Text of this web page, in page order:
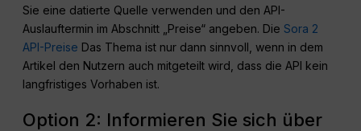
Sie eine datierte Quelle verwenden und den API-
Auslauftermin im Abschnitt „Preise“ angeben. DieSora 2
API-Preise Das Thema ist nur dann sinnvoll, wenn in dem
Artikel den Nutzern auch mitgeteilt wird, dass die API kein
langfristiges Vorhaben ist.
Option 2: Informieren Sie sich über